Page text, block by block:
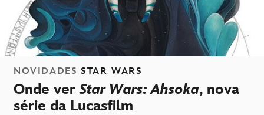
NOVIDADES STAR WARS
Onde verStar Wars: Ahsoka, nova
série da Lucasfilm